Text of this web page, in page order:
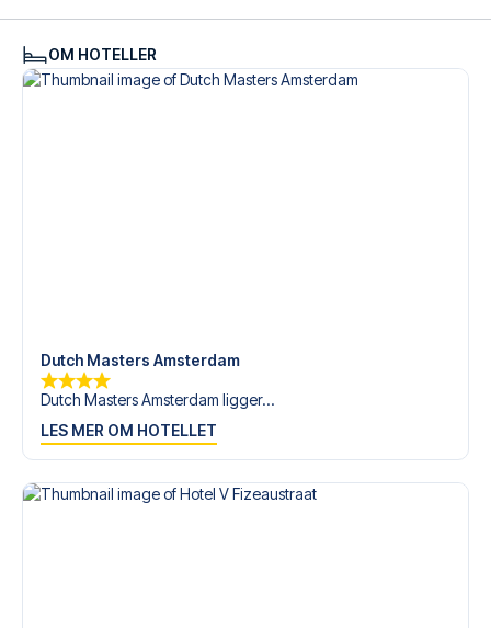
tilgjengelige på+47 73 02 20 22ellerherdersom du
Er du klar for å oppleve Ajax på Johan Cruijff ArenA mot
OM HOTELLER
Dutch Masters Amsterdam
Dutch Masters Amsterdam ligger...
LES MER OM HOTELLET